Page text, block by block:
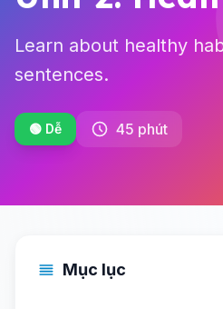
Learn about healthy
sentences.
🟢 Dễ 45 phút
Mục lục